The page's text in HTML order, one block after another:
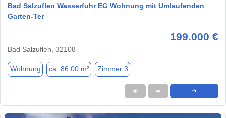
Bad Salzuflen Wasserfuhr EG Wohnung mit Umlaufenden
Garten-Ter
199.000 €
Bad Salzuflen, 32108
Wohnung ca. 86,00 m² Zimmer 3
★ ➦ ➜